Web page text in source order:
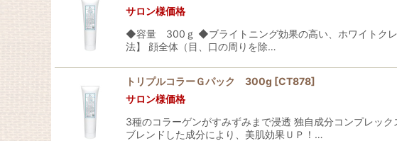
サロン様価格
◆容量 300ｇ ◆ブライトニング効果の高い、ホワイトクレ
法】 顔全体（目、口の周りを除…
トリプルコラーＧパック 300g [CT878]
サロン様価格
3種のコラーゲンがすみずみまで浸透 独自成分コンプレッ
ブレンドした成分により、美肌効果ＵＰ！…